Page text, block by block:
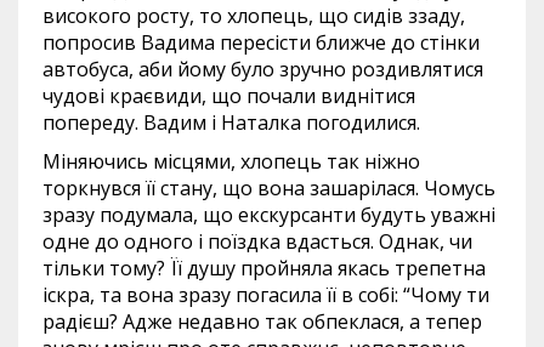
високого росту, то хлопець, що сидів ззаду,
попросив Вадима пересісти ближче до стінки
автобуса, аби йому було зручно роздивлятися
чудові краєвиди, що почали виднітися
попереду. Вадим і Наталка погодилися.
Міняючись місцями, хлопець так ніжно
торкнувся її стану, що вона зашарілася. Чомусь
зразу подумала, що екскурсанти будуть уважні
одне до одного і поїздка вдасться. Однак, чи
тільки тому? Її душу пройняла якась трепетна
іскра, та вона зразу погасила її в собі: “Чому ти
радієш? Адже недавно так обпеклася, а тепер